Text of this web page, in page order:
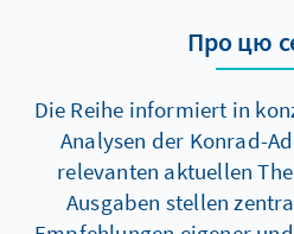
Про цю
Die Reihe informiert in
Analysen der Konrad-
relevanten aktuellen
Ausgaben stellen